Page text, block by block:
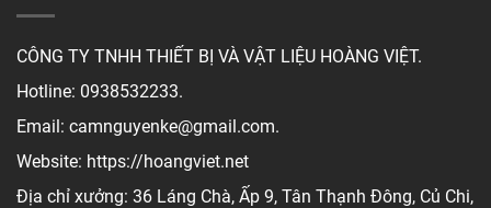
CÔNG TY TNHH THIẾT BỊ VÀ VẬT LIỆU HOÀNG VIỆT.
Hotline: 0938532233.
Email: camnguyenke@gmail.com.
Website: https://hoangviet.net
Địa chỉ xưởng: 36 Láng Chà, Ấp 9, Tân Thạnh Đông, Củ Chi,